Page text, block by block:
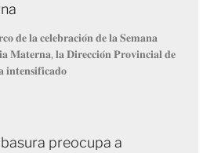
𝐝𝐞 𝐥𝐚 𝐜𝐞𝐥𝐞𝐛𝐫𝐚𝐜𝐢𝐨́𝐧 𝐝𝐞 𝐥𝐚 𝐒𝐞𝐦𝐚𝐧𝐚
𝐌𝐚𝐭𝐞𝐫𝐧𝐚, 𝐥𝐚 𝐃𝐢𝐫𝐞𝐜𝐜𝐢𝐨́𝐧 𝐏𝐫𝐨𝐯𝐢𝐧𝐜𝐢𝐚𝐥 𝐝𝐞
preocupa a